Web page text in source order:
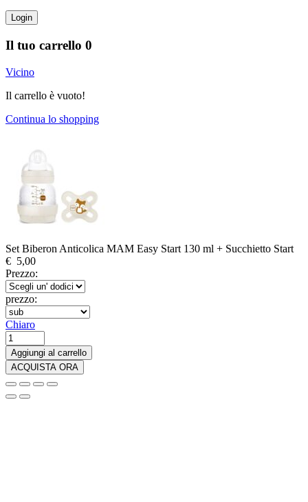
Login
Il tuo carrello 0
Vicino
Il carrello è vuoto!
Continua lo shopping
Set Biberon Anticolica MAM Easy Start 130 ml + Succhietto Start
€ 5,00
Prezzo:
prezzo:
Chiaro
Set
Biberon
Anticolica
MAM
Easy
Start
Aggiungi al carrello
ACQUISTA ORA